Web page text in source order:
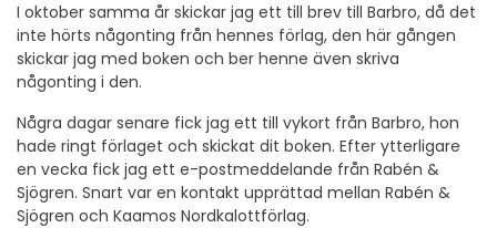
I oktober samma år skickar jag ett till brev till Barbro, då det
inte hörts någonting från hennes förlag, den här gången
skickar jag med boken och ber henne även skriva
någonting i den.
Några dagar senare fick jag ett till vykort från Barbro, hon
hade ringt förlaget och skickat dit boken. Efter ytterligare
en vecka fick jag ett e-postmeddelande från Rabén &
Sjögren. Snart var en kontakt upprättad mellan Rabén &
Sjögren och Kaamos Nordkalottförlag.